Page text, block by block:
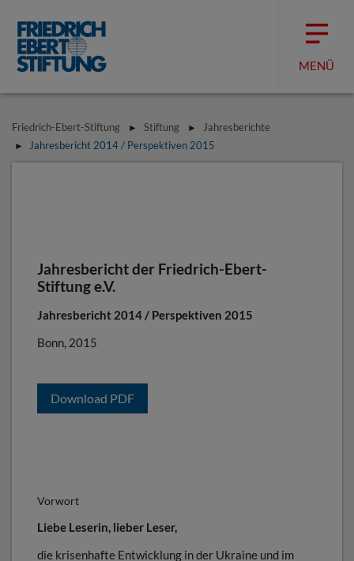
MENÜ
Friedrich-Ebert-Stiftung Stiftung
Jahresberichte
Jahresbericht 2014 / Perspektiven 2015
Jahresbericht der Friedrich-Ebert-
Stiftung e.V.
Jahresbericht 2014 / Perspektiven 2015
Bonn, 2015
Download PDF
Vorwort
Liebe Leserin, lieber Leser,
die krisenhafte Entwicklung in der Ukraine und im